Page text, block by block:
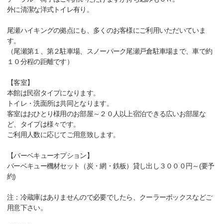
外に清潔な洋式トイレ有り。
尾瀬ハイキングの拠点にも、多くのお客様にご利用いただいていま
す。
（尾瀬第１、第２駐車場、スノーパーク尾瀬戸倉駐車場まで、車で約
１０分程の距離です）
【客室】
本館は民宿タイプになります。
トイレ・洗面所は共同となります。
客室はおひとり様用のお部屋～２０人以上宿泊できる広いお部屋な
ど、タイプは様々です。
ご利用人数に応じてご用意致します。
【バーベキューオプション】
バーベキュー機材セット（炭・網・鉄板）貸し出し３０００円～(要予
約)
注：冷蔵庫はありませんので必要でしたら、クーラーボックスなどご
用意下さい。